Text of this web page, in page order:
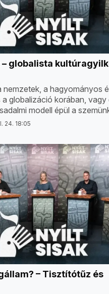
– globalista
a hagyományos
a globalizáció korában, vagy
modell épül a
24. 18:05
– Tisztítótűz és